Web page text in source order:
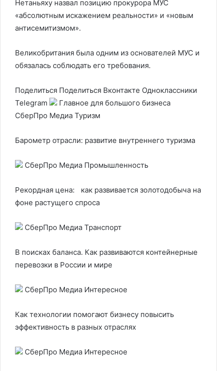
Нетаньяху назвал позицию прокурора МУС
«абсолютным искажением реальности» и «новым
антисемитизмом».
Великобритания была одним из основателей МУС и
обязалась соблюдать его требования.
Поделиться Поделиться Вконтакте Одноклассники
Telegram
Главное для большого бизнеса
СберПро Медиа Туризм
Барометр отрасли: развитие внутреннего туризма
СберПро Медиа Промышленность
Рекордная цена: как развивается золотодобыча на
фоне растущего спроса
СберПро Медиа Транспорт
В поисках баланса. Как развиваются контейнерные
перевозки в России и мире
СберПро Медиа Интересное
Как технологии помогают бизнесу повысить
эффективность в разных отраслях
СберПро Медиа Интересное